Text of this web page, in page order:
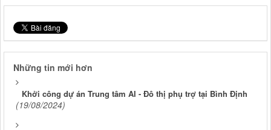
Những tin mới hơn
(19/08/2024)